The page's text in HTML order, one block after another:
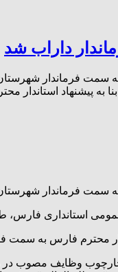
داراب شد
فرماندار
به پیشنهاد
سمت فرماندار
عمومی استانداری
محترم فارس به
چارچوب وظایف مصوب